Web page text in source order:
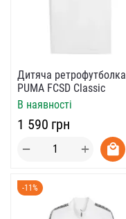
Дитяча ретрофутболка
PUMA FCSD Classic
В наявності
‍1 590‍ грн
+
−
-11%